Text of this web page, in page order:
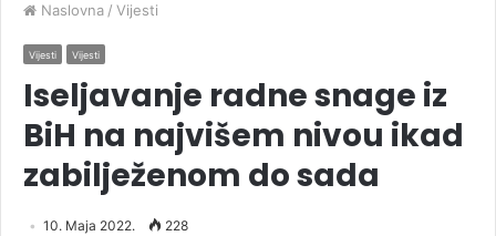
Naslovna / Vijesti
Vijesti Vijesti
Iseljavanje radne snage iz
BiH na najvišem nivou ikad
zabilježenom do sada
10. Maja 2022. 228